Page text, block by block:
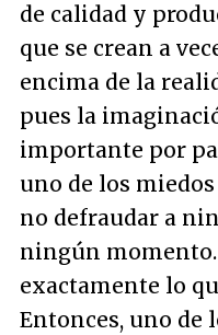
de calidad y
que se crean a
encima de la
pues la
importante por
uno de los
no defraudar a
ningún momento.
exactamente lo
Entonces, uno de